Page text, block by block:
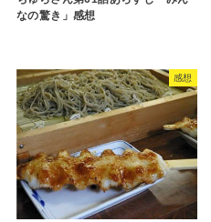
なの驚き」感想
感想